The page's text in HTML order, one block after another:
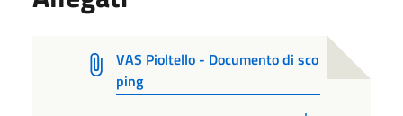
VAS Pioltello - Documento di sco
ping